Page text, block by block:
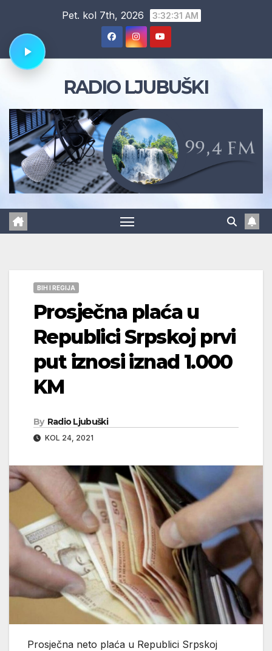
content
Pet. kol 7th, 2026 3:32:32 AM
RADIO LJUBUŠKI
BIH I REGIJA
Prosječna plaća u
Republici Srpskoj prvi
put iznosi iznad 1.000
KM
By Radio Ljubuški
KOL 24, 2021
Prosječna neto plaća u Republici Srpskoj